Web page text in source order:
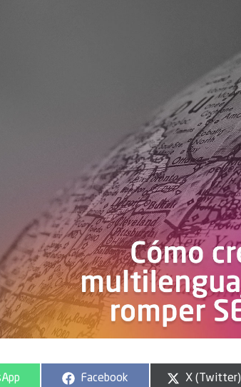
Facebook X (Twitter)